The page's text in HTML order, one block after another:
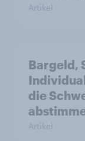
Artikel
Bargeld,
die
Artikel